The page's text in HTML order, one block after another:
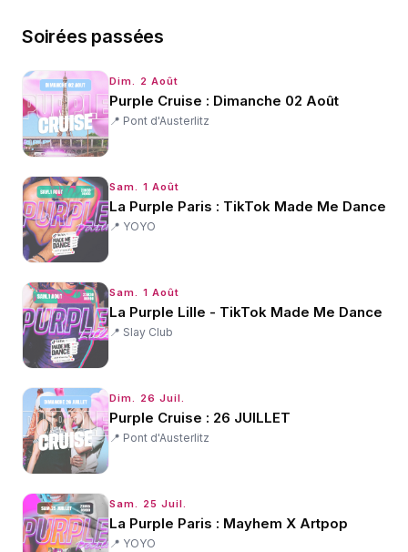
Soirées passées
Dim. 2 Août
Purple Cruise : Dimanche 02 Août
📍 Pont d'Austerlitz
Sam. 1 Août
La Purple Paris : TikTok Made Me Dance
📍 YOYO
Sam. 1 Août
La Purple Lille - TikTok Made Me Dance
📍 Slay Club
Dim. 26 Juil.
Purple Cruise : 26 JUILLET
📍 Pont d'Austerlitz
Sam. 25 Juil.
La Purple Paris : Mayhem X Artpop
📍 YOYO